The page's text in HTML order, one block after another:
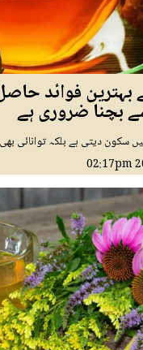
فوائد
سکون دیتی ہے بلکہ توانائی
02:17pm